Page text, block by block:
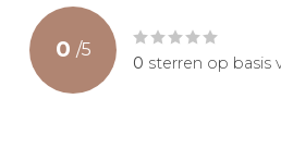
0 /5
0 sterren op basis